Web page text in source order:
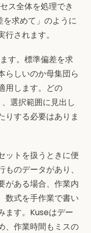
ス全体を処理でき
を求めて」のように
されます。
す。標準偏差を求
らしいのか母集団ら
用します。どの
選択範囲に見出し
りする必要はありま
ットを扱うときに便
のデータがあり、
がある場合、作業内
数式を手作業で書い
ます。Kuseはデー
、作業時間もミスの